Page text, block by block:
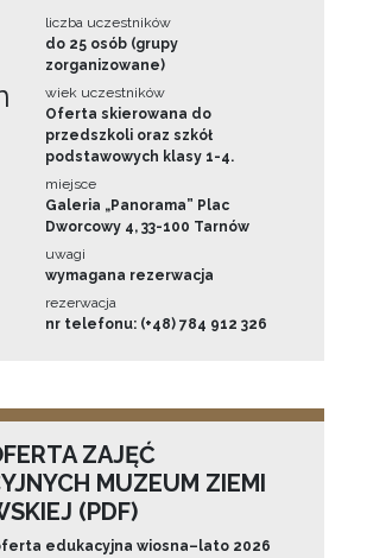
liczba uczestników
do 25 osób (grupy
zorganizowane)
wiek uczestników
Oferta skierowana do
przedszkoli oraz szkół
podstawowych klasy 1-4.
miejsce
Galeria „Panorama” Plac
Dworcowy 4, 33-100 Tarnów
uwagi
wymagana rezerwacja
rezerwacja
nr telefonu: (+48) 784 912 326
ZAJĘĆ
MUZEUM ZIEMI
(PDF)
edukacyjna wiosna–lato 2026